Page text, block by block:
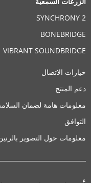
SYNCHRONY
VIBRANT
الاتصال
المنتج
هامة لضمان السلامة
حول التصوير بالرنين